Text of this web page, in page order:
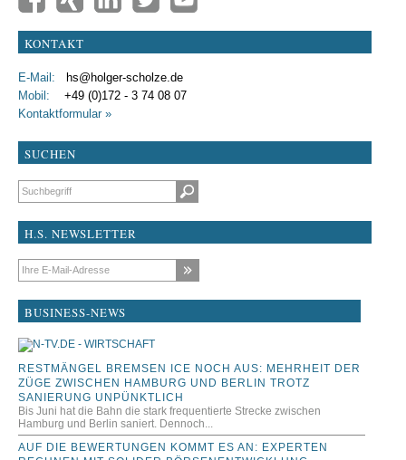
KONTAKT
E-Mail:
hs@holger-scholze.de
Mobil: +49 (0)172 - 3 74 08 07
Kontaktformular »
SUCHEN
Suchbegriffe
H.S. NEWSLETTER
E-Mail-Adresse
BUSINESS-NEWS
RESTMÄNGEL BREMSEN ICE NOCH AUS: MEHRHEIT DER
ZÜGE ZWISCHEN HAMBURG UND BERLIN TROTZ
SANIERUNG UNPÜNKTLICH
Bis Juni hat die Bahn die stark frequentierte Strecke zwischen
Hamburg und Berlin saniert. Dennoch...
AUF DIE BEWERTUNGEN KOMMT ES AN: EXPERTEN